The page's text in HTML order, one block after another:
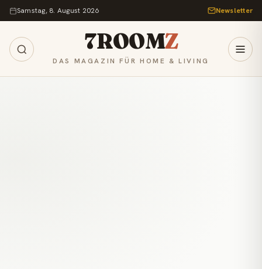
Zum Inhalt springen
Samstag, 8. August 2026 Newsletter
7ROOMZ
DAS MAGAZIN FÜR HOME & LIVING